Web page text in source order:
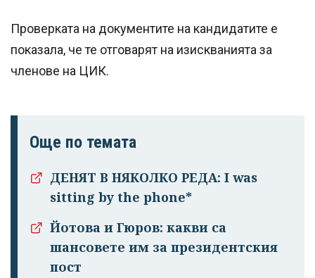
Проверката на документите на кандидатите е
показала, че те отговарят на изискванията за
членове на ЦИК.
Още по темата
ДЕНЯТ В НЯКОЛКО РЕДА: I was
sitting by the phone*
Йотова и Гюров: какви са
шансовете им за президентския
пост